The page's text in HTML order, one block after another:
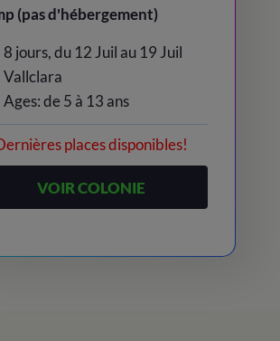
(pas d'hébergement)
8 jours, du 12 Juil au 19 Juil
Vallclara
Ages: de 5 à 13 ans
places disponibles!
VOIR COLONIE